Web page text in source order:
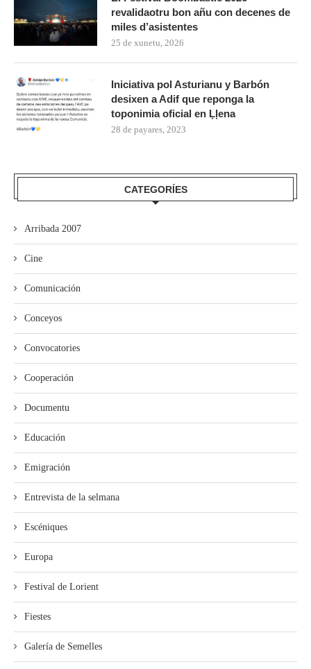
revalidaotru bon añu con decenes de
miles d’asistentes
25 de xunetu, 2026
Iniciativa pol Asturianu y Barbón
desixen a Adif que reponga la
toponimia oficial en Ḷḷena
28 de payares, 2023
CATEGORÍES
Arribada 2007
Cine
Comunicación
Conceyos
Convocatories
Cooperación
Documentu
Educación
Emigración
Entrevista de la selmana
Escéniques
Europa
Festival de Lorient
Fiestes
Galería de Semelles